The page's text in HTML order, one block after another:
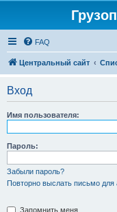
FAQ
Центральный сайт
Вход
Имя пользователя:
Пароль:
Забыли пароль?
Повторно выслать письмо для
Запомнить меня